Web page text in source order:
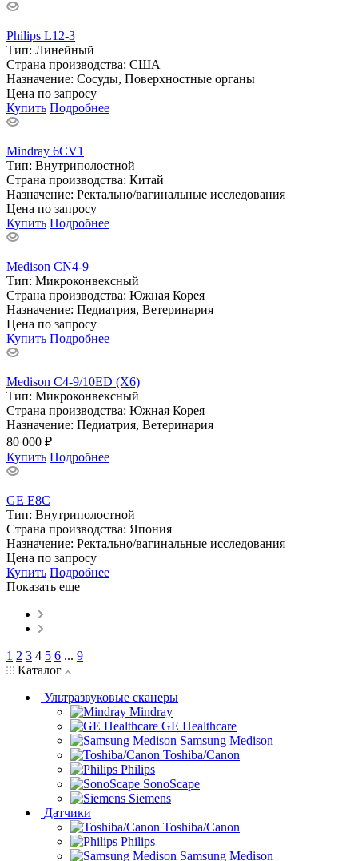
Philips L12-3
Тип: Линейный
Страна производства: США
Назначение: Сосуды, Поверхностные органы
Цена по запросу
Купить Подробнее
Mindray 6CV1
Тип: Внутриполостной
Страна производства: Китай
Назначение: Ректально/вагинальные исследования
Цена по запросу
Купить Подробнее
Medison CN4-9
Тип: Микроконвексный
Страна производства: Южная Корея
Назначение: Педиатрия, Ветеринария
Цена по запросу
Купить Подробнее
Medison C4-9/10ED (X6)
Тип: Микроконвексный
Страна производства: Южная Корея
Назначение: Педиатрия, Ветеринария
80 000 ₽
Купить Подробнее
GE E8C
Тип: Внутриполостной
Страна производства: Япония
Назначение: Ректально/вагинальные исследования
Цена по запросу
Купить Подробнее
Показать еще
1 2 3 4 5 6 ... 9
Каталог
Ультразвуковые сканеры
Mindray
GE Healthcare
Samsung Medison
Toshiba/Canon
Philips
SonoScape
Siemens
Датчики
Toshiba/Canon
Philips
Samsung Medison